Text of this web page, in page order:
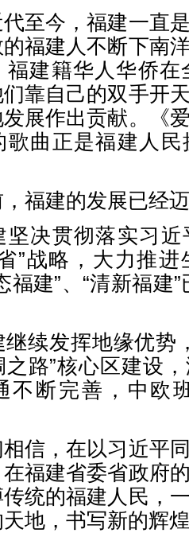
今，福建一直是
福建人不断下南
福建籍华人华侨在
靠自己的双手开
展作出贡献。《
歌曲正是福建人
建的发展已经迈
贯彻落实习近
”战略，大力推
福建”、“清新福建
发挥地缘优势
路”核心区建设
不断完善，中欧
，在以习近平同
福建省委省政府
统的福建人民，
地，书写新的辉